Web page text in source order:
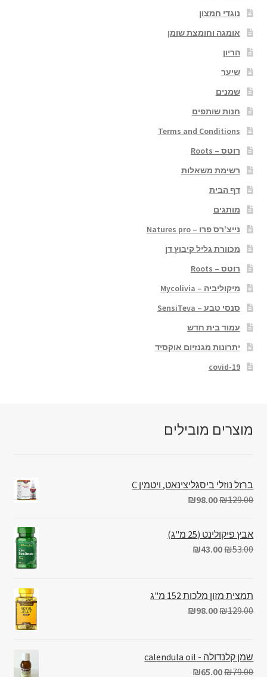
נוגדי חמצון
אומגה וחומצת שומן
הריון
שיער
שמנים
חנות שותפים
Terms and Conditions
רוטס – Roots
רשימת משאלות
דף הבית
מותגים
נייצ'רס פרו – Natures pro
מכוורת גליל קיבוץ דן
רוטס – Roots
מיקוליביה – Mycolivia
סנסי טבע – SensiTeva
עמוד בית חדש
יתרונות מגנזיום אוקסיד
covid-19
מוצרים מובילים
ברזל נוזלי ביסגליצינאט, ויטמין C
₪129.00
₪98.00
אבץ פיקולינט (25 מ"ג)
₪53.00
₪43.00
תמצית מזון מלכות 152 מ"ג
₪129.00
₪98.00
שמן קלנדולה - calendula oil
₪79.00
₪65.00